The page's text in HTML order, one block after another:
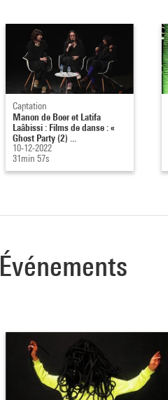
Captation
Manon de Boer et Latifa
Laâbissi : Films de danse : «
Ghost Party (2) ...
10-12-2022
31min 57s
Événements